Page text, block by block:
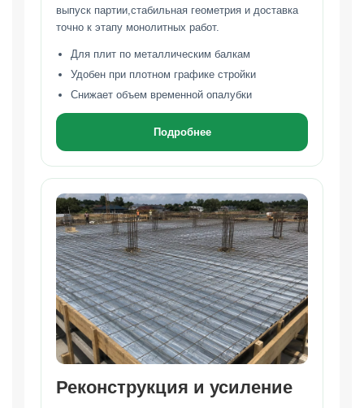
выпуск партии,стабильная геометрия и доставка
точно к этапу монолитных работ.
Для плит по металлическим балкам
Удобен при плотном графике стройки
Снижает объем временной опалубки
Подробнее
Реконструкция и усиление